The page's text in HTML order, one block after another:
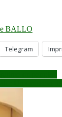
BALLO
Telegram